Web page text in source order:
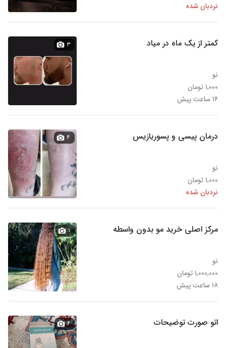
نردبان شده
کمتر از یک ماه در میاد
نو
۱,۰۰۰ تومان
۱۶ ساعت پیش
۳
درمان پیسی و پسوریازیس
نو
۱,۰۰۰ تومان
نردبان شده
۴
مرکز اصلی خرید مو بدون واسطه
نو
۱,۰۰۰,۰۰۰ تومان
۱۸ ساعت پیش
۱
اتو صورت توضیحات ۶